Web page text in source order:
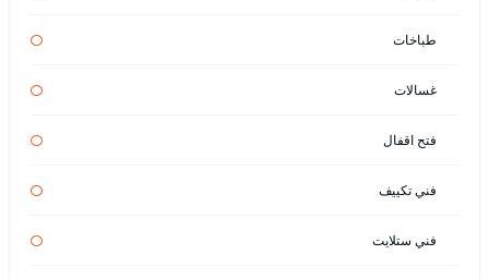
طباخات
غسالات
فتح اقفال
فني تكييف
فني ستلايت